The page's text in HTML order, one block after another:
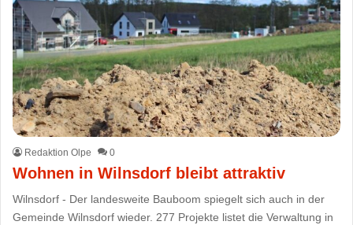
Redaktion Olpe 0
Wohnen in Wilnsdorf bleibt attraktiv
Wilnsdorf - Der landesweite Bauboom spiegelt sich auch in der
Gemeinde Wilnsdorf wieder. 277 Projekte listet die Verwaltung in